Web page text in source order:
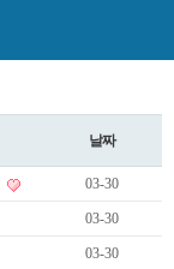
날짜
03-30
03-30
03-30